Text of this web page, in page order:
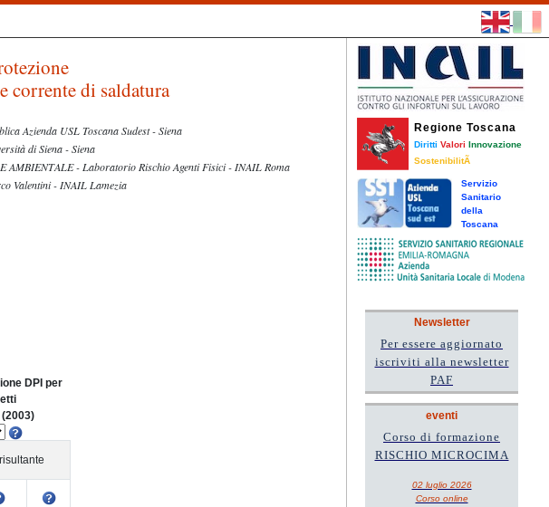
corrente di saldatura
Azienda USL Toscana Sudest - Siena
di Siena - Siena
- Laboratorio Rischio Agenti Fisici - INAIL Roma
Valentini - INAIL Lamezia
DPI per
Regione Toscana
Diritti Valori Innovazione
SostenibilitÃ
Servizio
Sanitario
della
Toscana
Newsletter
Per essere aggiornato
iscriviti alla newsletter
PAF
eventi
Corso di formazione
RISCHIO MICROCIMA
02 luglio 2026
Corso online